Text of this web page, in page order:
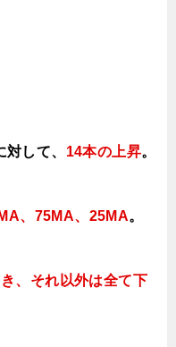
対して、 14本の上昇。
、75MA、25MA。
、それ以外は全て下